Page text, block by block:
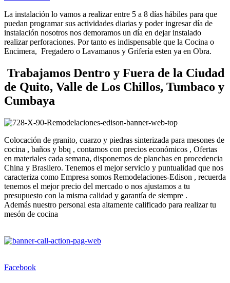
La instalación lo vamos a realizar entre 5 a 8 días hábiles para que
puedan programar sus actividades diarias y poder ingresar día de
instalación nosotros nos demoramos un día en dejar instalado
realizar perforaciones. Por tanto es indispensable que la Cocina o
Encimera, Fregadero o Lavamanos y Grifería esten ya en Obra.
Trabajamos Dentro y Fuera de la Ciudad
de Quito, Valle de Los Chillos, Tumbaco y
Cumbaya
Colocación de granito, cuarzo y piedras sinterizada para mesones de
cocina , baños y bbq , contamos con precios económicos , Ofertas
en materiales cada semana, disponemos de planchas en procedencia
China y Brasilero. Tenemos el mejor servicio y puntualidad que nos
caracteriza como Empresa somos Remodelaciones-Edison , recuerda
tenemos el mejor precio del mercado o nos ajustamos a tu
presupuesto con la misma calidad y garantía de siempre .
Además nuestro personal esta altamente calificado para realizar tu
mesón de cocina
Facebook